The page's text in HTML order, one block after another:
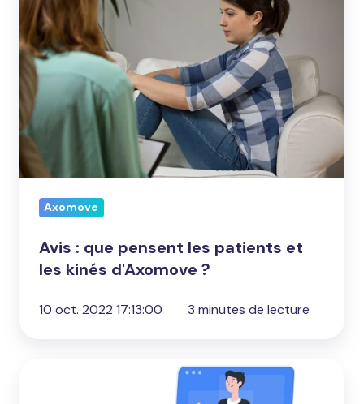
que
pensent
les
patients
et
les
kinés
d'Axomove
Axomove
Avis : que pensent les patients et
les kinés d'Axomove ?
10 oct. 2022 17:13:00 3 minutes de lecture